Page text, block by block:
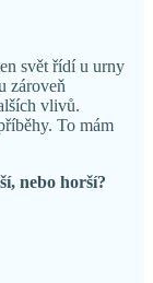
svět řídí u urny
zároveň
vlivů.
To mám
nebo horší?